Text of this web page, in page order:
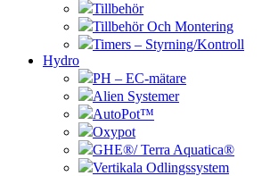
Tillbehör
Tillbehör Och Montering
Timers – Styrning/Kontroll
Hydro
PH – EC-mätare
Alien Systemer
AutoPot™
Oxypot
GHE®/ Terra Aquatica®
Vertikala Odlingssystem